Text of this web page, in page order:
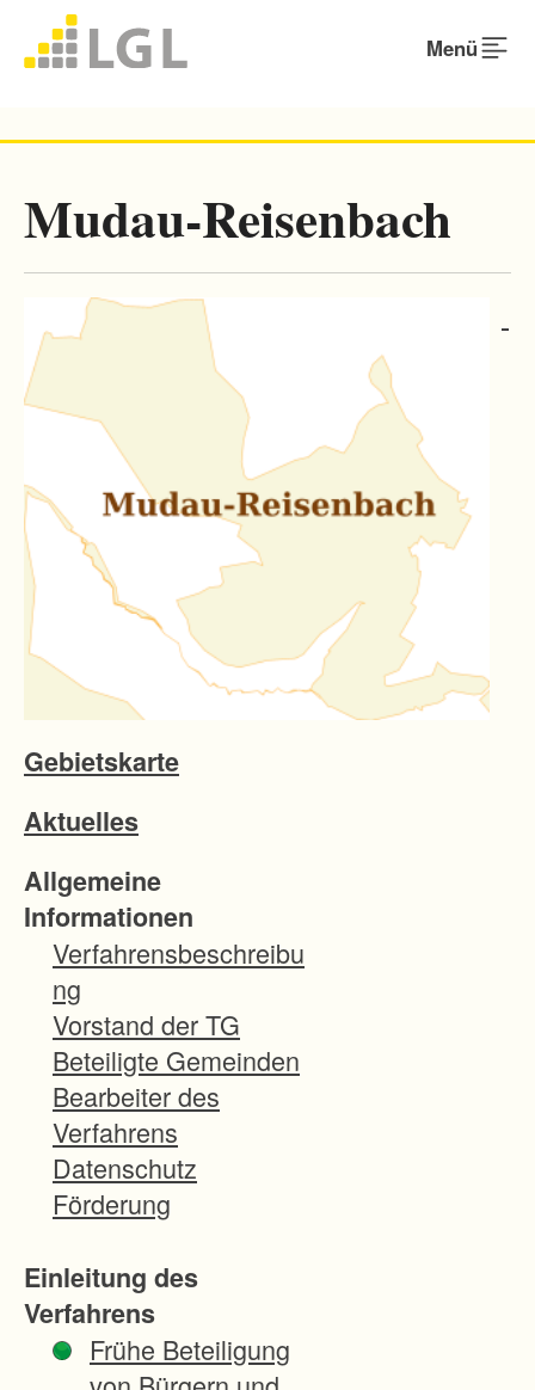
Menü
Mudau-Reisenbach
Gebietskarte
Aktuelles
Allgemeine
Informationen
Verfahrensbeschreibu
ng
Vorstand der TG
Beteiligte Gemeinden
Bearbeiter des
Verfahrens
Datenschutz
Förderung
Einleitung des
Verfahrens
Frühe Beteiligung